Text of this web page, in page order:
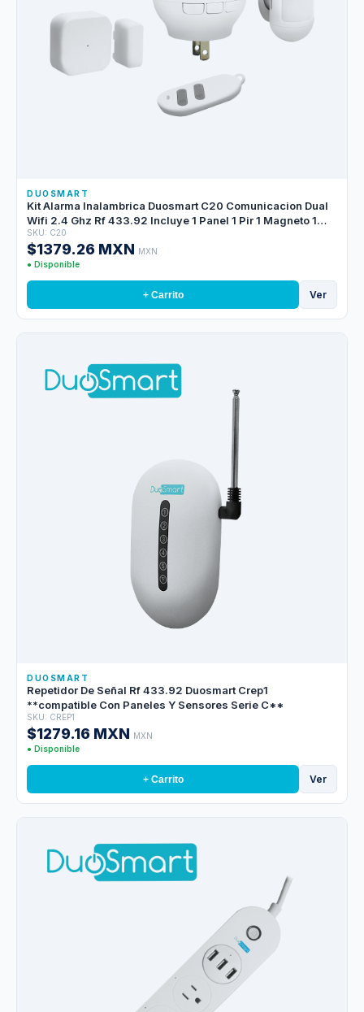
DUOSMART
Kit Alarma Inalambrica Duosmart C20 Comunicacion Dual
Wifi 2.4 Ghz Rf 433.92 Incluye 1 Panel 1 Pir 1 Magneto 1
Llavero **compatible Con Sensores Duosmart C**
SKU: C20
$1379.26 MXN MXN
● Disponible
+ Carrito Ver
DUOSMART
Repetidor De Señal Rf 433.92 Duosmart Crep1
**compatible Con Paneles Y Sensores Serie C**
SKU: CREP1
$1279.16 MXN MXN
● Disponible
+ Carrito Ver